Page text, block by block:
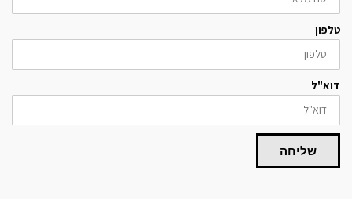
טלפון
דוא"ל
שליחה